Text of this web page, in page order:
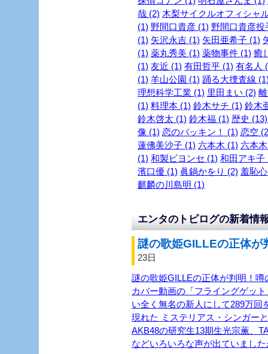
哉 (2) 木梨サイクルオフィシャ
(1) 野間口貴彦 (1) 野間口貴彦投
(1) 矢沢永吉 (1) 矢田亜希子 (1)
(1) 薬丸秀美 (1) 薬物事件 (1) 癒
(1) 友近 (1) 有田哲平 (1) 有名人
(1) 羊山公園 (1) 踊る大捜査線
理想科学工業 (1) 里田まい (2)
(1) 料理本 (1) 鈴木サチ (1) 鈴木
鈴木啓太 (1) 鈴木福 (1) 歴史 (13)
像 (1) 恋のバッキン！ (1) 恋空
蓮佛美沙子 (1) 六本木 (1) 六本
(1) 和製ビヨンセ (1) 和田アキ子
濱口優 (1) 眞鍋かをり (2) 羞恥
麒麟の川島明 (1)
エンタのトピログの新着情
謎の歌姫GILLEの正体
23日
謎の歌姫GILLEの正体が判明！
カバー動画の「フライングゲッ
い全く無名の新人にして289万回
現れた ミステリアス・シンガー
AKB48の研究生13期生光宗薫、
などいろいろな声が出ていまし